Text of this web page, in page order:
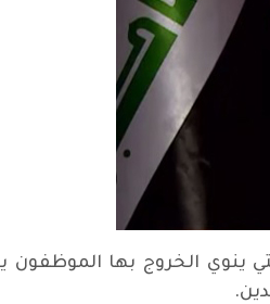
ينوي الخروج بها الموظفون